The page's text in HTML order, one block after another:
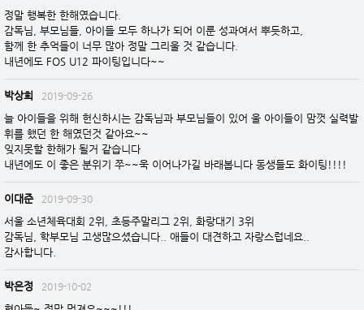
정말 행복한 한해였습니다.
감독님, 부모님들, 아이들 모두 하나가 되어 이룬 성과여서 뿌듯하고,
함께 한 추억들이 너무 많아 정말 그리울 것 같습니다.
내년에도 FOS U12 파이팅입니다~~
박상희 2019-09-26
늘 아이들을 위해 헌신하시는 감독님과 부모님들이 있어 울 아이들이 맘껏 실력발
휘를 했던 한 해였던것 같아요~~
잊지못할 한해가 될거 같습니다
내년에도 이 좋은 분위기 쭈~~욱 이어나가길 바래봅니다 동생들도 화이팅!!!!
이대준 2019-09-30
서울 소년체육대회 2위, 초등주말리그 2위, 화랑대기 3위
감독님, 학부모님 고생많으셨습니다.. 애들이 대견하고 자랑스럽네요..
감사합니다.
박은정 2019-10-02